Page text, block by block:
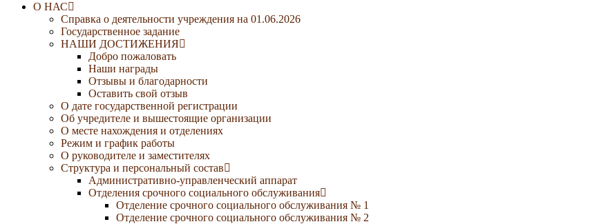
О НАС
Справка о деятельности учреждения на 01.06.2026
Государственное задание
НАШИ ДОСТИЖЕНИЯ
Добро пожаловать
Наши награды
Отзывы и благодарности
Оставить свой отзыв
О дате государственной регистрации
Об учредителе и вышестоящие организации
О месте нахождения и отделениях
Режим и график работы
О руководителе и заместителях
Структура и персональный состав
Административно-управленческий аппарат
Отделения срочного социального обслуживания
Отделение срочного социального обслуживания № 1
Отделение срочного социального обслуживания № 2